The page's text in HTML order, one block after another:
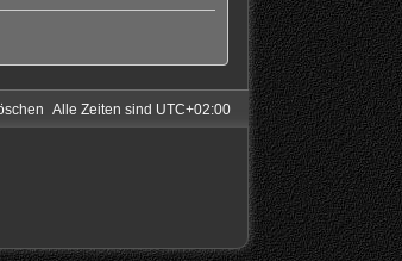
Alle Zeiten sind UTC+02:00